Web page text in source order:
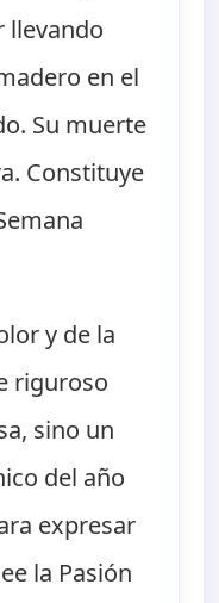
llevando
en el
Su muerte
Constituye
y de la
riguroso
sino un
del año
expresar
la Pasión